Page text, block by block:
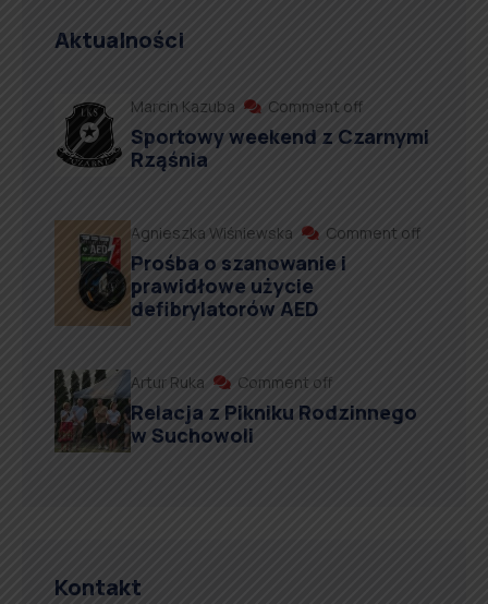
Aktualności
Marcin Kazuba Comment off
Sportowy weekend z Czarnymi
Rząśnia
Agnieszka Wiśniewska Comment off
Prośba o szanowanie i
prawidłowe użycie
defibrylatorów AED
Artur Ruka Comment off
Relacja z Pikniku Rodzinnego
w Suchowoli
Kontakt